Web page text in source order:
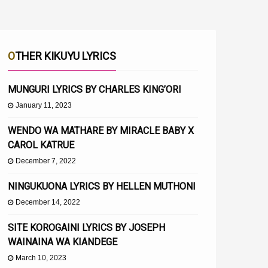
OTHER KIKUYU LYRICS
MUNGURI LYRICS BY CHARLES KING’ORI
January 11, 2023
WENDO WA MATHARE BY MIRACLE BABY X
CAROL KATRUE
December 7, 2022
NINGUKUONA LYRICS BY HELLEN MUTHONI
December 14, 2022
SITE KOROGAINI LYRICS BY JOSEPH
WAINAINA WA KIANDEGE
March 10, 2023